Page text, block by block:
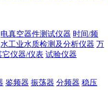
电真空器件测试仪器 时间/频
水工业水质检测及分析仪器 万
它仪器/仪表 试验仪器
鉴频器 振荡器 分频器 稳压